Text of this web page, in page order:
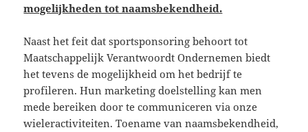
mogelijkheden tot naamsbekendheid.
Naast het feit dat sportsponsoring behoort tot
Maatschappelijk Verantwoordt Ondernemen biedt
het tevens de mogelijkheid om het bedrijf te
profileren. Hun marketing doelstelling kan men
mede bereiken door te communiceren via onze
wieleractiviteiten. Toename van naamsbekendheid,